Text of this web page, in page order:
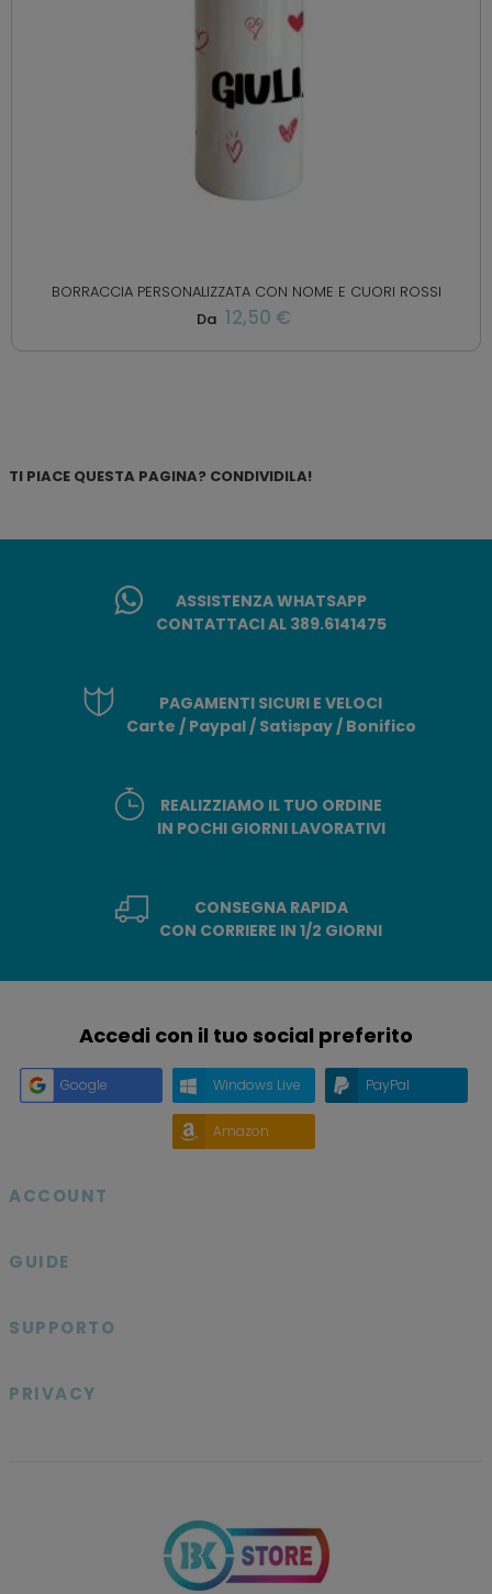
BORRACCIA PERSONALIZZATA CON NOME E CUORI ROSSI
Da 12,50 €
TI PIACE QUESTA PAGINA? CONDIVIDILA!
ASSISTENZA WHATSAPP
CONTATTACI AL 389.6141475
PAGAMENTI SICURI E VELOCI
Carte / Paypal / Satispay / Bonifico
REALIZZIAMO IL TUO ORDINE
IN POCHI GIORNI LAVORATIVI
CONSEGNA RAPIDA
CON CORRIERE IN 1/2 GIORNI
Accedi con il tuo social preferito
Google Windows Live PayPal
Amazon
ACCOUNT
GUIDE
SUPPORTO
PRIVACY